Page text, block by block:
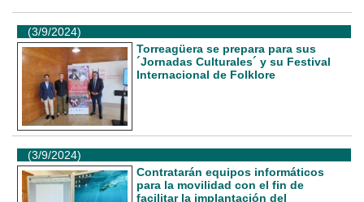
(3/9/2024)
Torreagüera se prepara para sus
´Jornadas Culturales´ y su Festival
Internacional de Folklore
(3/9/2024)
Contratarán equipos informáticos
para la movilidad con el fin de
facilitar la implantación del